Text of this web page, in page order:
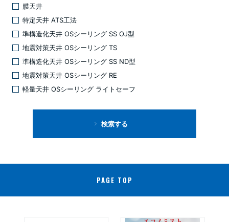
膜天井
特定天井 ATS工法
準構造化天井 OSシーリング SS OJ型
地震対策天井 OSシーリング TS
準構造化天井 OSシーリング SS ND型
地震対策天井 OSシーリング RE
軽量天井 OSシーリング ライトセーフ
検索する
PAGE TOP